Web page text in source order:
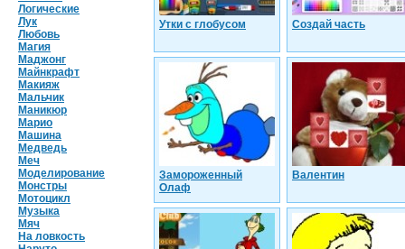
Логические
Лук
Любовь
Магия
Маджонг
Майнкрафт
Макияж
Мальчик
Маникюр
Марио
Машина
Медведь
Меч
Моделирование
Монстры
Мотоцикл
Музыка
Мяч
На ловкость
Утки с глобусом Создай часть
Замороженный
Олаф
Валентин